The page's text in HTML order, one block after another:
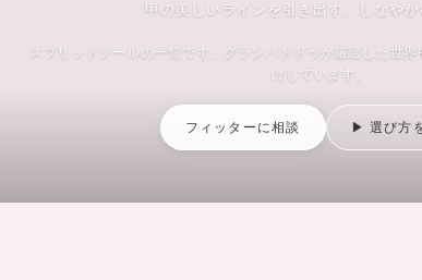
甲の美しいラインを引き出す、しなや
スプリットソールの一覧です。グランパドドゥが厳選した世
けしています。
フィッターに相談 ▶ 選び方